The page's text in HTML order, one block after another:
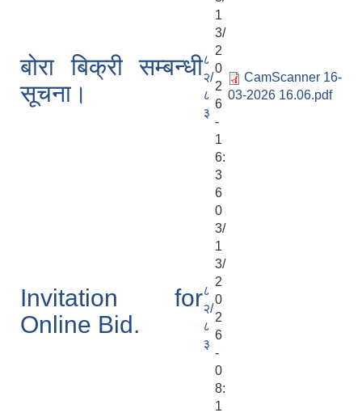
बोरा बिक्री सम्बन्धी
सूचना।
८
२/
८
३
1
3/
2
0
2
6
-
1
6:
3
6
CamScanner 16-
03-2026 16.06.pdf
Invitation for
Online Bid.
८
२/
८
३
0
3/
1
3/
2
0
2
6
-
0
8:
1